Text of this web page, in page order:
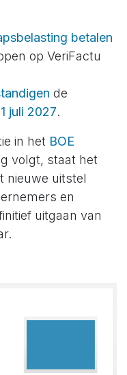
betalen
op VeriFactu
de
1 juli 2027.
in het BOE
volgt, staat het
nieuwe uitstel
en
uitgaan van